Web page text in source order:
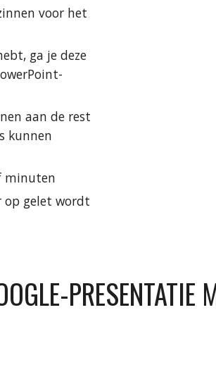
voor het
ga je deze
aan de rest
kunnen
minuten
op gelet wordt
PRESENTATIE